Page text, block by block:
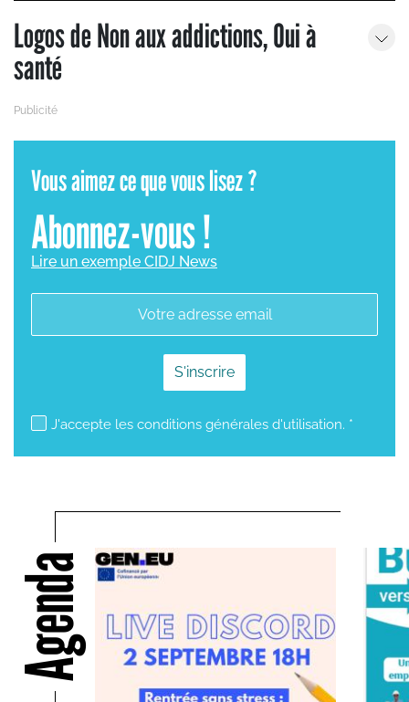
Logos de Non aux addictions, Oui à
santé
Vous aimez ce que vous lisez ?
Abonnez-vous !
Lire un exemple CIDJ News
J'accepte les conditions générales d'utilisation. *
mailjet subscription
Agenda